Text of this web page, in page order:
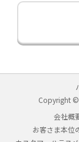
Copyright ©
会社概
お客さま本位